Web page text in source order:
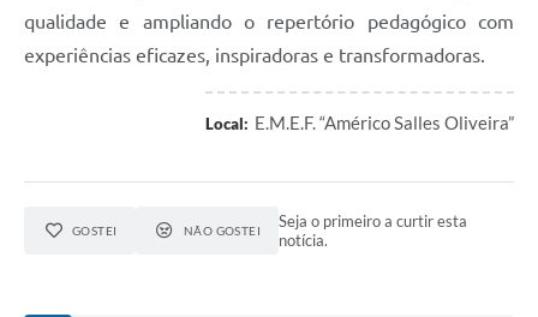
qualidade e ampliando o repertório pedagógico com
experiências eficazes, inspiradoras e transformadoras.
Local: E.M.E.F. “Américo Salles Oliveira”
GOSTEI NÃO GOSTEI
Seja o primeiro a curtir esta
notícia.